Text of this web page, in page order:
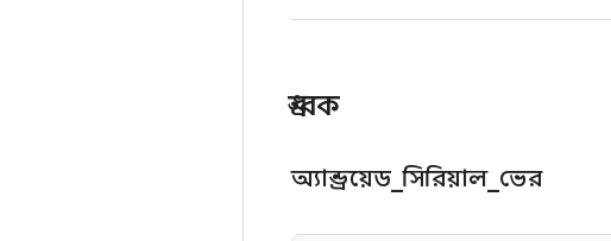
ধ্রুবক
অ্যান্ড্রয়েড _সিরিয়াল_ ভের